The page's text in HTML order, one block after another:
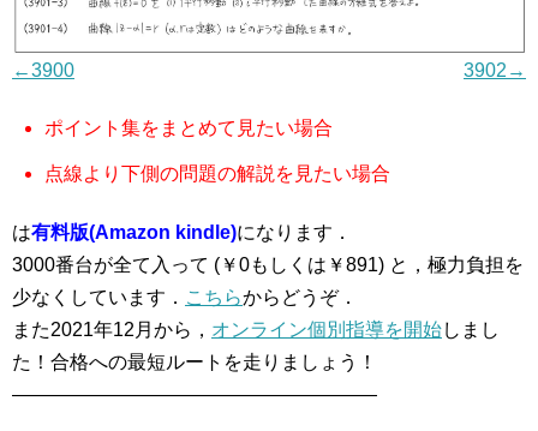
←3900 3902→
ポイント集をまとめて見たい場合
点線より下側の問題の解説を見たい場合
は有料版(Amazon kindle)になります．
3000番台が全て入って (￥0もしくは￥891) と，極力負担を
少なくしています． こちらからどうぞ．
また2021年12月から， オンライン個別指導を開始しまし
た！合格への最短ルートを走りましょう！
―――――――――――――――――――